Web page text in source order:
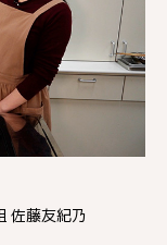
佐藤友紀乃